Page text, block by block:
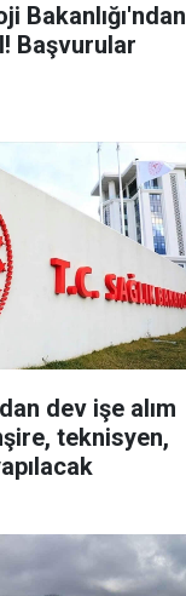
Bakanlığı'ndan
Başvurular
dev işe alım
teknisyen,